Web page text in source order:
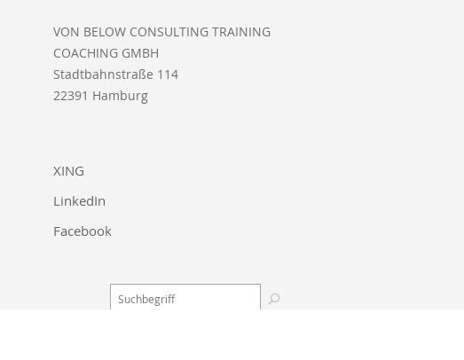
VON BELOW CONSULTING TRAINING
COACHING GMBH
Stadtbahnstraße 114
22391 Hamburg
XING
LinkedIn
Facebook